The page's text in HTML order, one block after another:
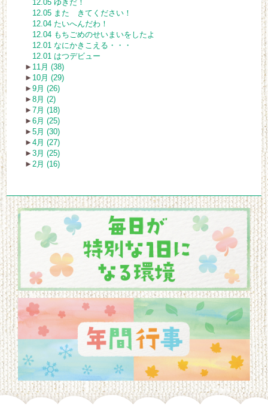
12.05 ゆきだ！
12.05 また きてください！
12.04 たいへんだわ！
12.04 もちごめのせいまいをしたよ
12.01 なにかきこえる・・・
12.01 はつデビュー
► 11月 (38)
► 10月 (29)
► 9月 (26)
► 8月 (2)
► 7月 (18)
► 6月 (25)
► 5月 (30)
► 4月 (27)
► 3月 (25)
► 2月 (16)